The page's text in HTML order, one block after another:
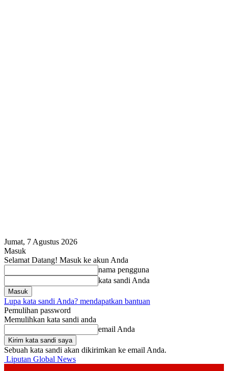
Jumat, 7 Agustus 2026
Masuk
Selamat Datang! Masuk ke akun Anda
nama pengguna
kata sandi Anda
Lupa kata sandi Anda? mendapatkan bantuan
Pemulihan password
Memulihkan kata sandi anda
email Anda
Sebuah kata sandi akan dikirimkan ke email Anda.
Liputan Global News